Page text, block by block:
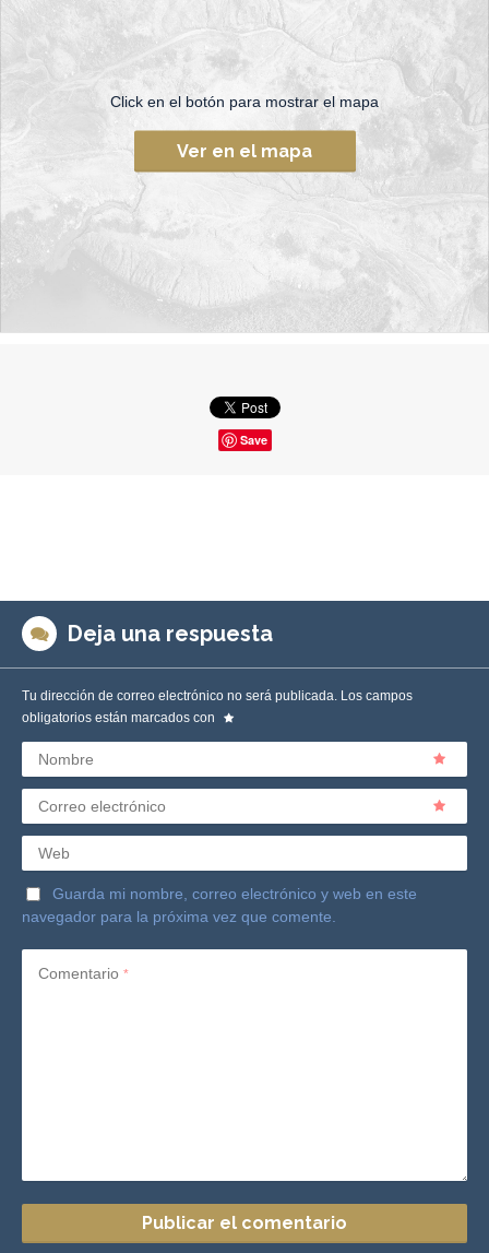
Click en el botón para mostrar el mapa
Ver en el mapa
Save
Deja una respuesta
Tu dirección de correo electrónico no será publicada. Los campos
obligatorios están marcados con
Nombre
Correo electrónico
Web
Guarda mi nombre, correo electrónico y web en este
navegador para la próxima vez que comente.
Comentario *